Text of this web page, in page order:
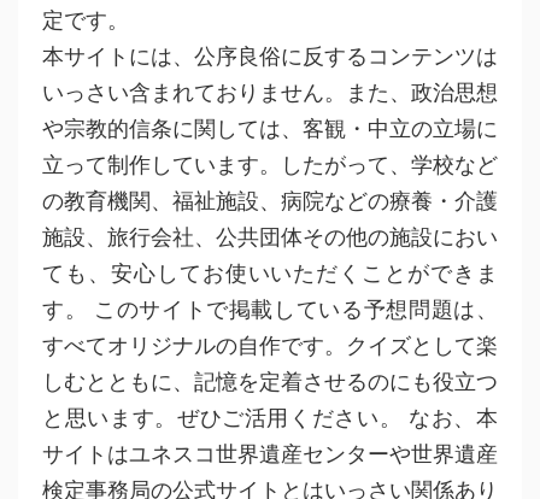
定です。
本サイトには、公序良俗に反するコンテンツは
いっさい含まれておりません。また、政治思想
や宗教的信条に関しては、客観・中立の立場に
立って制作しています。したがって、学校など
の教育機関、福祉施設、病院などの療養・介護
施設、旅行会社、公共団体その他の施設におい
ても、安心してお使いいただくことができま
す。 このサイトで掲載している予想問題は、
すべてオリジナルの自作です。クイズとして楽
しむとともに、記憶を定着させるのにも役立つ
と思います。ぜひご活用ください。 なお、本
サイトはユネスコ世界遺産センターや世界遺産
検定事務局の公式サイトとはいっさい関係あり